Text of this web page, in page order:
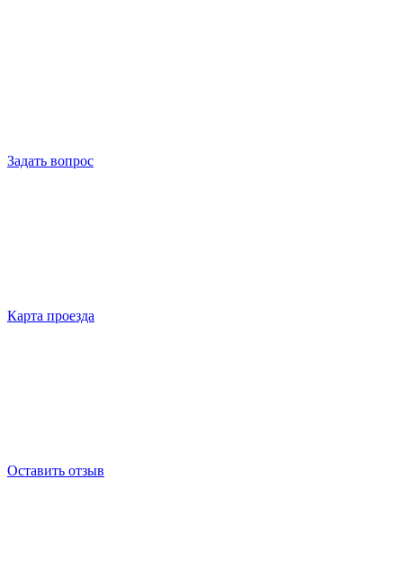
Задать вопрос
Карта проезда
Оставить отзыв